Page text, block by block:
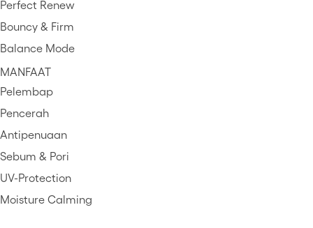
Perfect Renew
Bouncy & Firm
Balance Mode
MANFAAT
Pelembap
Pencerah
Antipenuaan
Sebum & Pori
UV-Protection
Moisture Calming